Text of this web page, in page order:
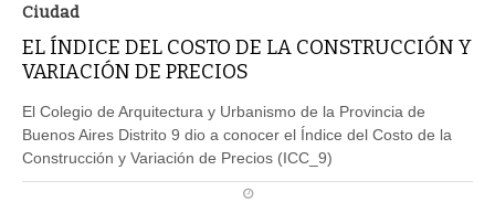
Ciudad
EL ÍNDICE DEL COSTO DE LA CONSTRUCCIÓN Y
VARIACIÓN DE PRECIOS
El Colegio de Arquitectura y Urbanismo de la Provincia de
Buenos Aires Distrito 9 dio a conocer el Índice del Costo de la
Construcción y Variación de Precios (ICC_9)